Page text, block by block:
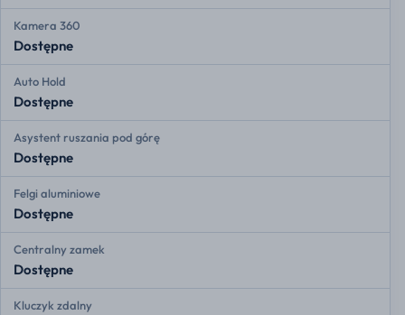
Kamera 360
Dostępne
Auto Hold
Dostępne
Asystent ruszania pod górę
Dostępne
Felgi aluminiowe
Dostępne
Centralny zamek
Dostępne
Kluczyk zdalny